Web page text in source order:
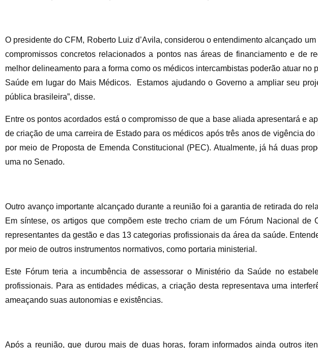
O presidente do CFM, Roberto Luiz d’Avila, considerou o entendimento alcançado
compromissos concretos relacionados a pontos nas áreas de financiamento e de
melhor delineamento para a forma como os médicos intercambistas poderão atuar no
Saúde em lugar do Mais Médicos. Estamos ajudando o Governo a ampliar seu
pública brasileira”, disse.
Entre os pontos acordados está o compromisso de que a base aliada apresentará e
de criação de uma carreira de Estado para os médicos após três anos de vigência
por meio de Proposta de Emenda Constitucional (PEC). Atualmente, já há duas
uma no Senado.
Outro avanço importante alcançado durante a reunião foi a garantia de retirada do
Em síntese, os artigos que compõem este trecho criam de um Fórum Nacional
representantes da gestão e das 13 categorias profissionais da área da saúde.
por meio de outros instrumentos normativos, como portaria ministerial.
Este Fórum teria a incumbência de assessorar o Ministério da Saúde no
profissionais. Para as entidades médicas, a criação desta representava uma
ameaçando suas autonomias e existências.
Após a reunião, que durou mais de duas horas, foram informados ainda outros